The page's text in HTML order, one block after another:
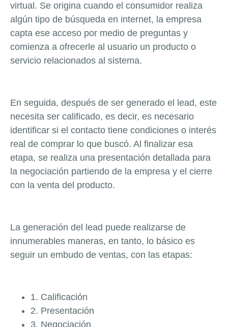
virtual. Se origina cuando el consumidor realiza
algún tipo de búsqueda en internet, la empresa
capta ese acceso por medio de preguntas y
comienza a ofrecerle al usuario un producto o
servicio relacionados al sistema.
En seguida, después de ser generado el lead, este
necesita ser calificado, es decir, es necesario
identificar si el contacto tiene condiciones o interés
real de comprar lo que buscó. Al finalizar esa
etapa, se realiza una presentación detallada para
la negociación partiendo de la empresa y el cierre
con la venta del producto.
La generación del lead puede realizarse de
innumerables maneras, en tanto, lo básico es
seguir un embudo de ventas, con las etapas:
1. Calificación
2. Presentación
3. Negociación